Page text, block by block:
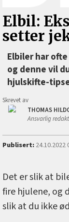
Elbil:
setter
Elbiler har
og denne vil
hjulskifte-
Skrevet av
THOMAS
Ansvarlig
Publisert:24.10.2022
Det er slik at
fire hjulene, og
slik at du ikke